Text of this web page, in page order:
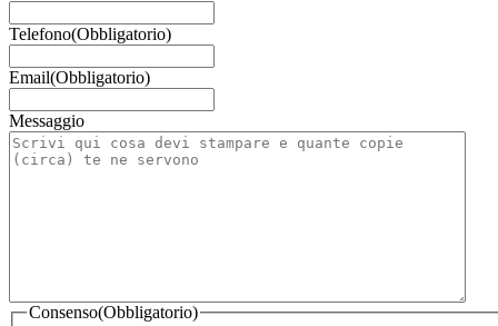
Telefono(Obbligatorio)
Email(Obbligatorio)
Messaggio
Consenso(Obbligatorio)